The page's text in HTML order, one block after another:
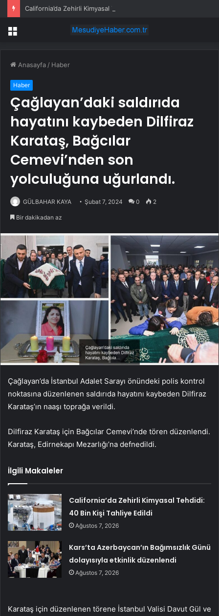
Menü
Anasayfa / Haber
Haber
Çağlayan’daki saldırıda
hayatını kaybeden Dilfiraz
Karataş, Bağcılar
Cemevi’nden son
yolculuğuna uğurlandı.
GÜLBAHAR KAYA Şubat 7, 2024 0 2
Bir dakikadan az
Çağlayan’da İstanbul Adalet Sarayı önündeki polis kontrol
noktasına düzenlenen saldırıda hayatını kaybeden Dilfiraz
Karataş’ın naaşı toprağa verildi.
Dilfiraz Karataş için Bağcılar Cemevi’nde tören düzenlendi.
Karataş, Edirnekapı Mezarlığı’na defnedildi.
İlgili Makaleler
California’da Zehirli Kimyasal Tehdidi:
40 Bin Kişi Tahliye Edildi
Ağustos 7, 2026
Kars’ta Azerbaycan’ın Bağımsızlık Günü
dolayısıyla etkinlik düzenlendi
Ağustos 7, 2026
Karataş için düzenlenen törene İstanbul Valisi Davut Gül ve